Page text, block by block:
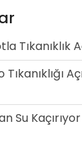
Tıkanıklık
Su